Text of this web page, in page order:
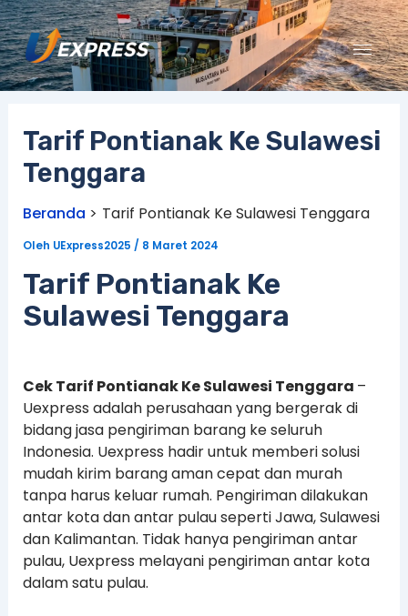
Lewati
ke
konten
Tarif Pontianak Ke Sulawesi
Tenggara
Beranda Tarif Pontianak Ke Sulawesi Tenggara
Oleh UExpress2025 / 8 Maret 2024
Tarif Pontianak Ke
Sulawesi Tenggara
Cek Tarif Pontianak Ke Sulawesi Tenggara –
Uexpress adalah perusahaan yang bergerak di
bidang jasa pengiriman barang ke seluruh
Indonesia. Uexpress hadir untuk memberi solusi
mudah kirim barang aman cepat dan murah
tanpa harus keluar rumah. Pengiriman dilakukan
antar kota dan antar pulau seperti Jawa, Sulawesi
dan Kalimantan. Tidak hanya pengiriman antar
pulau, Uexpress melayani pengiriman antar kota
dalam satu pulau.